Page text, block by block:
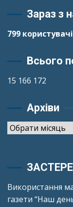
Зараз з
799
Всього
15 166 172
Архіви
Архіви
Використання
газети “Наш